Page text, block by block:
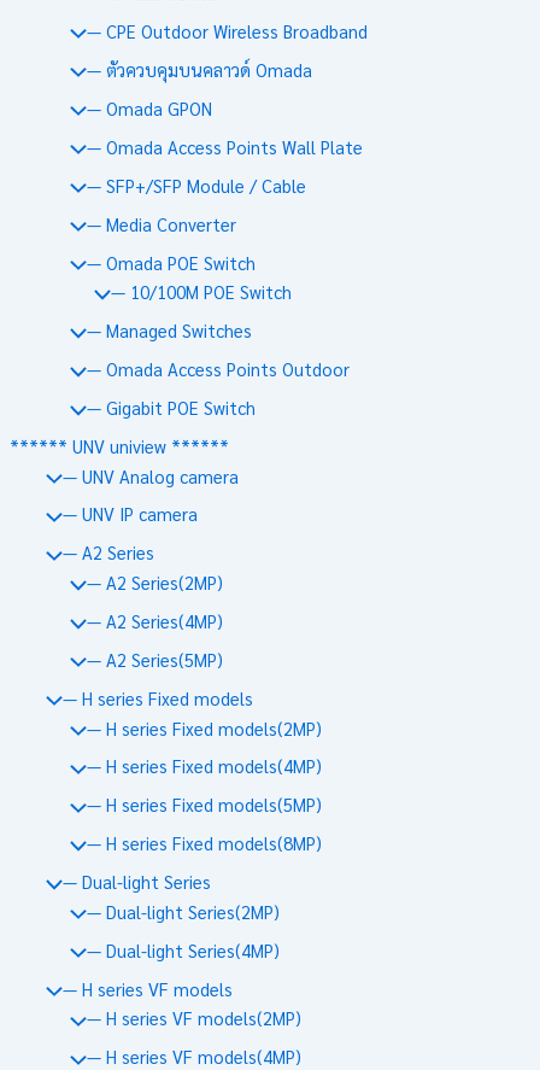
— CPE Outdoor Wireless Broadband
— ตัวควบคุมบนคลาวด์ Omada
— Omada GPON
— Omada Access Points Wall Plate
— SFP+/SFP Module / Cable
— Media Converter
— Omada POE Switch
— 10/100M POE Switch
— Managed Switches
— Omada Access Points Outdoor
— Gigabit POE Switch
****** UNV uniview ******
— UNV Analog camera
— UNV IP camera
— A2 Series
— A2 Series(2MP)
— A2 Series(4MP)
— A2 Series(5MP)
— H series Fixed models
— H series Fixed models(2MP)
— H series Fixed models(4MP)
— H series Fixed models(5MP)
— H series Fixed models(8MP)
— Dual-light Series
— Dual-light Series(2MP)
— Dual-light Series(4MP)
— H series VF models
— H series VF models(2MP)
— H series VF models(4MP)